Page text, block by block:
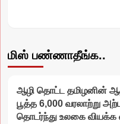
மிஸ் பண்ணாதீங்க..
ஆழி தொட்ட தமிழனின்
பூத்த 6,000 வரலாற்று
தொடர்ந்து உலகை வியக்க